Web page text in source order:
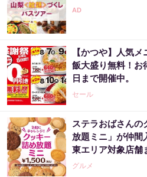
【かつや】人気
飯大盛り無料！お
日まで開催中。
セール
ステラおばさんの
放題ミニ」が仲間
東エリア対象店舗
グルメ